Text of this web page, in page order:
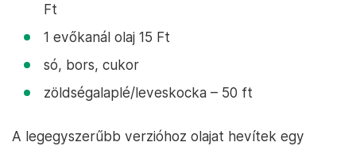
Ft
1 evőkanál olaj 15 Ft
só, bors, cukor
zöldségalaplé/leveskocka – 50 ft
A legegyszerűbb verzióhoz olajat hevítek egy